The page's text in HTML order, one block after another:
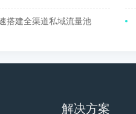
搭建全渠道私域流量池
解决方案